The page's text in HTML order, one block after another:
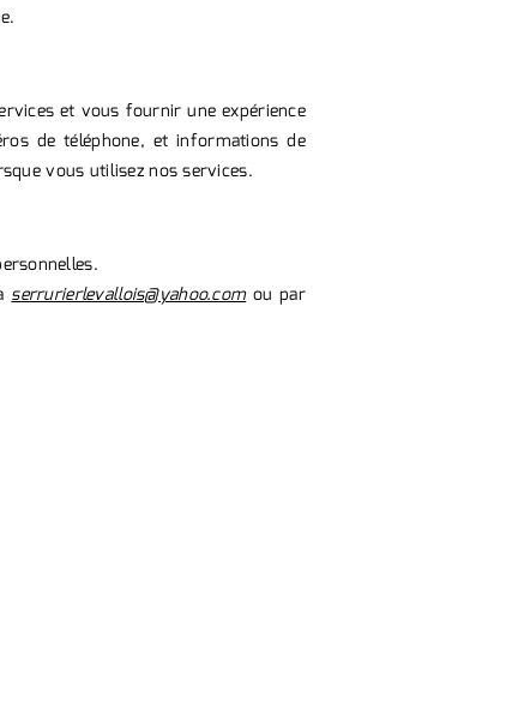
et vous fournir une expérience
de téléphone, et informations de
vous utilisez nos services.
serrurierlevallois@yahoo.comou par